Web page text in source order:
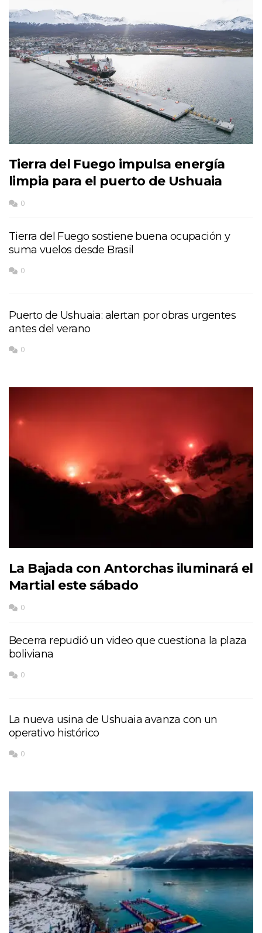
Tierra del Fuego impulsa energía
limpia para el puerto de Ushuaia
0
Tierra del Fuego sostiene buena ocupación y
suma vuelos desde Brasil
0
Puerto de Ushuaia: alertan por obras urgentes
antes del verano
0
La Bajada con Antorchas iluminará el
Martial este sábado
0
Becerra repudió un video que cuestiona la plaza
boliviana
0
La nueva usina de Ushuaia avanza con un
operativo histórico
0